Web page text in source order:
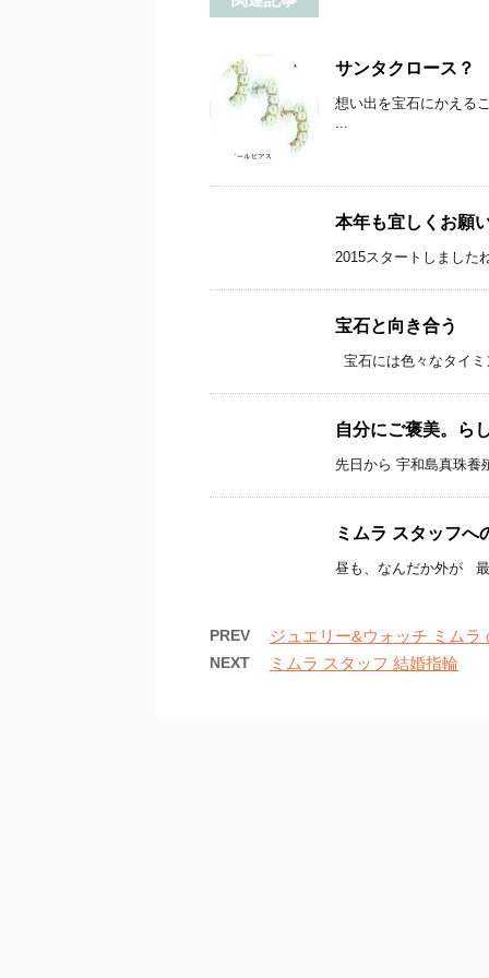
サンタクロース？
想い出を宝石にかえる
...
本年も宜しくお願
2015スタートしました
宝石と向き合う
宝石には色々なタイ
自分にご褒美。ら
先日から 宇和島真珠養
ミムラ スタッフへ
昼も、なんだか外
PREV ジュエリー&ウォッチ ミムラ
NEXT ミムラ スタッフ 結婚指輪